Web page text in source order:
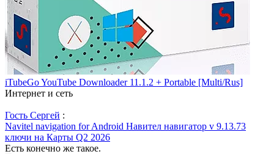
iTubeGo YouTube Downloader 11.1.2 + Portable [Multi/Rus]
Интернет и сеть
Гость Сергей :
Navitel navigation for Android Навител навигатор v 9.13.73
ключи на Карты Q2 2026
Есть конечно же такое.